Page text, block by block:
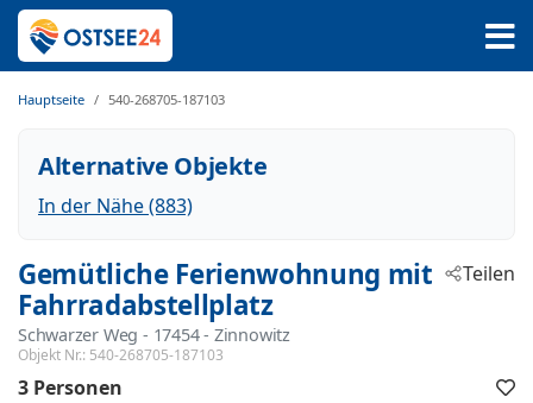
Hauptseite 540-268705-187103
Alternative Objekte
In der Nähe (883)
Gemütliche Ferienwohnung mit
Fahrradabstellplatz
Schwarzer Weg - 17454 - Zinnowitz
Objekt Nr.: 540-268705-187103
Teilen
3 Personen